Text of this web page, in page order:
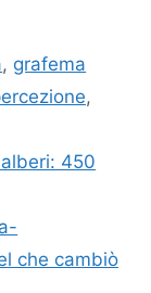
, grafema
,
450
che cambiò